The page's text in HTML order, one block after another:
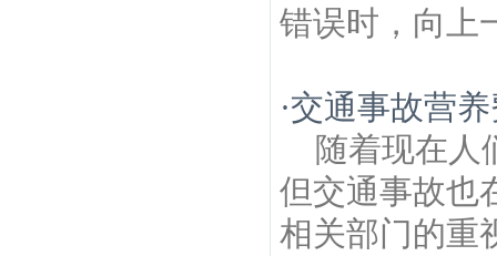
错误时，向上
·交通事故营
随着现在人
但交通事故也
相关部门的重